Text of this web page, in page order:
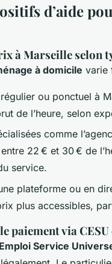
d’aide
à Marseille selon
à domicile varie
ou ponctuel à
de l’heure, selon
comme
22 € et 30 € de
service.
plateforme ou en
plus accessibles,
paiement via
Service